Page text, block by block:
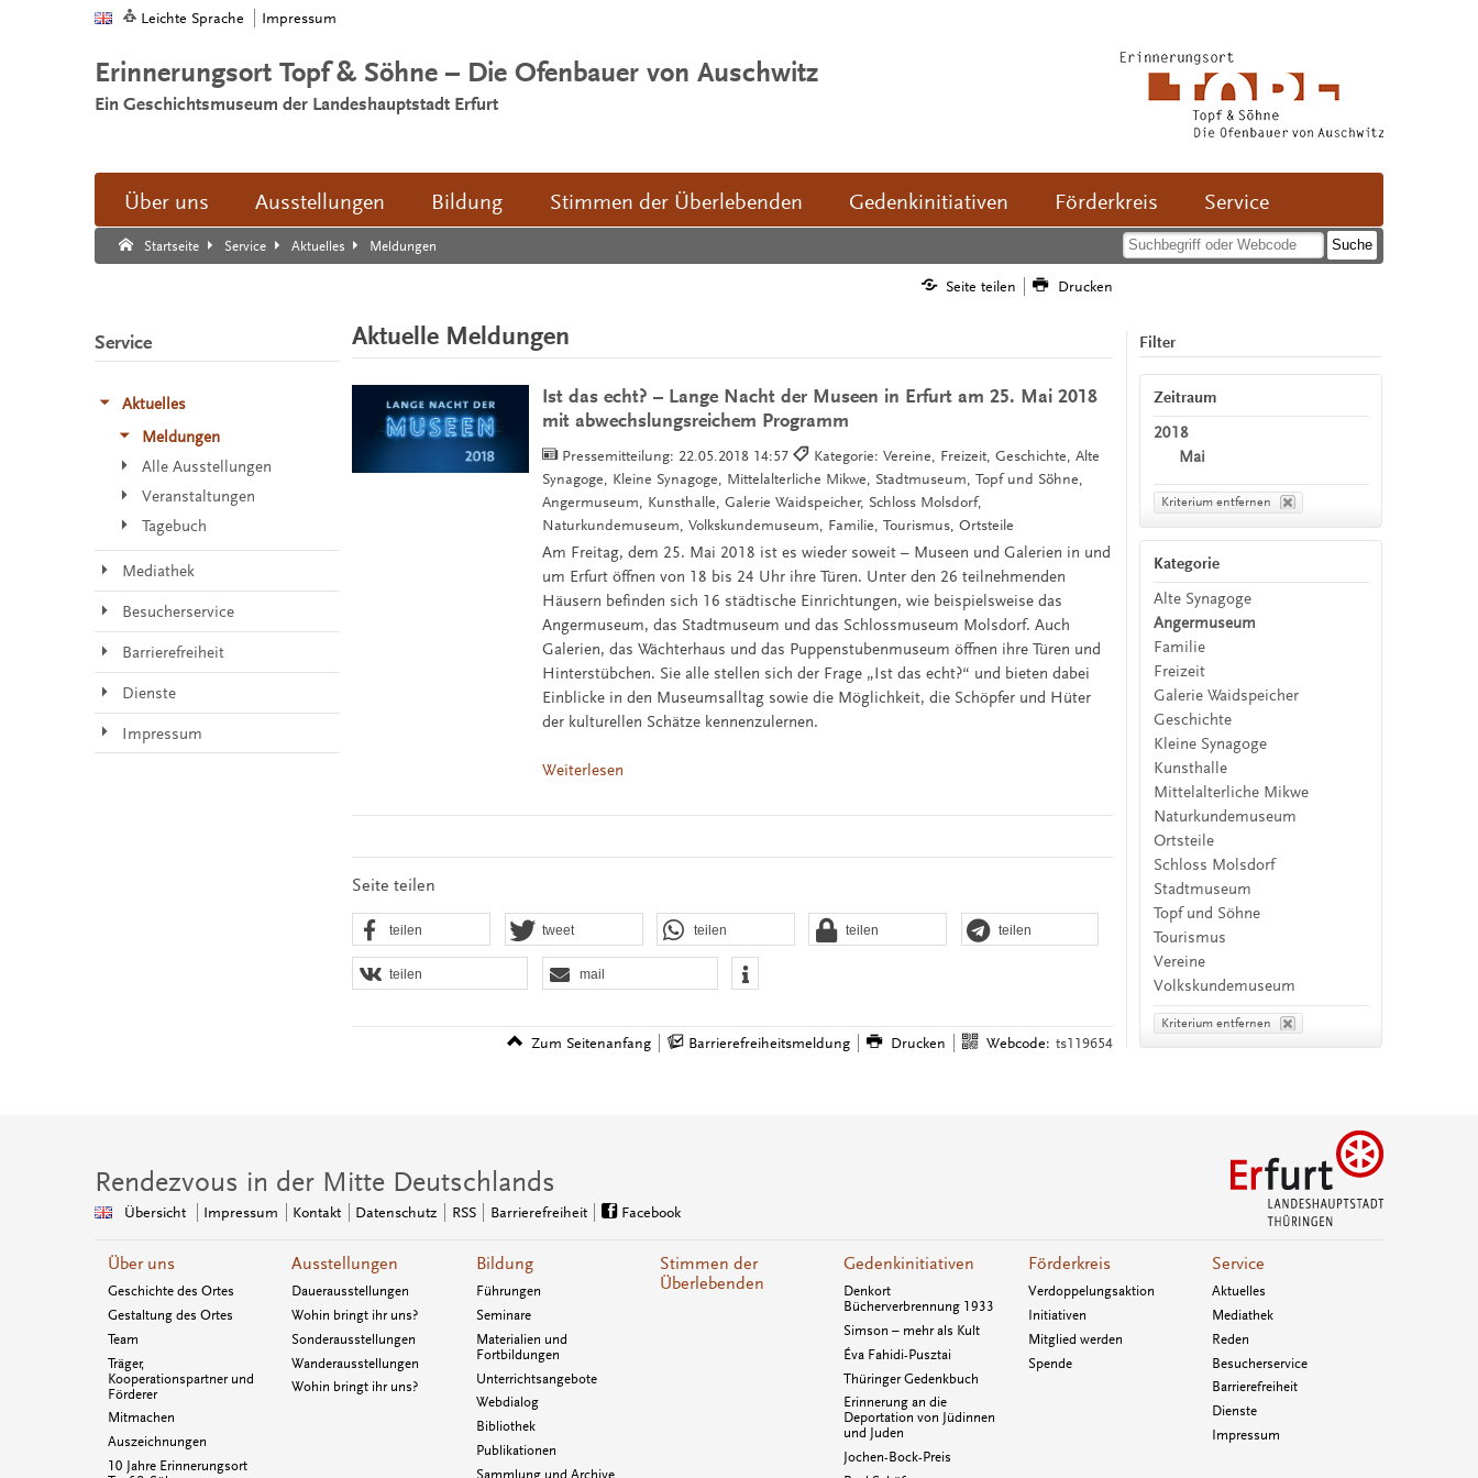
Leichte Sprache Impressum
Erinnerungsort Topf & Söhne – Die Ofenbauer von Auschwitz
Ein Geschichtsmuseum der Landeshauptstadt Erfurt
Über uns Ausstellungen Bildung Stimmen der Überlebenden Gedenkinitiativen Förderkreis Service
Startseite Service Aktuelles Meldungen
Suche:
Suche Ende.
Seite teilen Drucken
Aktuelle Meldungen
Ist das echt? – Lange Nacht der Museen in Erfurt am 25. Mai 2018
mit abwechslungsreichem Programm
Pressemitteilung: 22.05.2018 14:57
Kategorie: Vereine, Freizeit, Geschichte, Alte
Synagoge, Kleine Synagoge, Mittelalterliche Mikwe, Stadtmuseum, Topf und Söhne,
Angermuseum, Kunsthalle, Galerie Waidspeicher, Schloss Molsdorf,
Naturkundemuseum, Volkskundemuseum, Familie, Tourismus, Ortsteile
Am Freitag, dem 25. Mai 2018 ist es wieder soweit – Museen und Galerien in und
um Erfurt öffnen von 18 bis 24 Uhr ihre Türen. Unter den 26 teilnehmenden
Häusern befinden sich 16 städtische Einrichtungen, wie beispielsweise das
Angermuseum, das Stadtmuseum und das Schlossmuseum Molsdorf. Auch
Galerien, das Wächterhaus und das Puppenstubenmuseum öffnen ihre Türen und
Hinterstübchen. Sie alle stellen sich der Frage „Ist das echt?“ und bieten dabei
Einblicke in den Museumsalltag sowie die Möglichkeit, die Schöpfer und Hüter
der kulturellen Schätze kennenzulernen.
Weiterlesen
Seite teilen
teilen tweet teilen teilen teilen
teilen mail
Zum Seitenanfang Barrierefreiheitsmeldung Drucken Webcode: ts119654
Filter
Zeitraum
2018
Mai
Kriterium entfernen
Kategorie
Alte Synagoge
Angermuseum
Familie
Freizeit
Galerie Waidspeicher
Geschichte
Kleine Synagoge
Kunsthalle
Mittelalterliche Mikwe
Naturkundemuseum
Ortsteile
Schloss Molsdorf
Stadtmuseum
Topf und Söhne
Tourismus
Vereine
Volkskundemuseum
Kriterium entfernen
Service
Aktuelles
Meldungen
Alle Ausstellungen
Veranstaltungen
Tagebuch
Mediathek
Besucherservice
Barrierefreiheit
Dienste
Impressum
Rendezvous in der Mitte Deutschlands
Übersicht Impressum Kontakt Datenschutz RSS Barrierefreiheit Facebook
Über uns
Geschichte des Ortes
Gestaltung des Ortes
Team
Träger,
Kooperationspartner und
Förderer
Mitmachen
Auszeichnungen
10 Jahre Erinnerungsort
Ausstellungen
Dauerausstellungen
Wohin bringt ihr uns?
Sonderausstellungen
Wanderausstellungen
Wohin bringt ihr uns?
Bildung
Führungen
Seminare
Materialien und
Fortbildungen
Unterrichtsangebote
Webdialog
Bibliothek
Publikationen
Sammlung und Archive
Stimmen der
Überlebenden
Gedenkinitiativen
Denkort
Bücherverbrennung 1933
Simson – mehr als Kult
Éva Fahidi-Pusztai
Thüringer Gedenkbuch
Erinnerung an die
Deportation von Jüdinnen
und Juden
Jochen-Bock-Preis
Förderkreis
Verdoppelungsaktion
Initiativen
Mitglied werden
Spende
Service
Aktuelles
Mediathek
Reden
Besucherservice
Barrierefreiheit
Dienste
Impressum